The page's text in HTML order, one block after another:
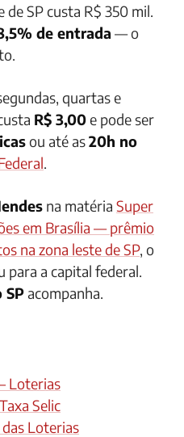
SP custa R$ 350 mil.
de entrada — o
quartas e
R$ 3,00e pode ser
ou até as20h no
.
na matéria Super
em Brasília — prêmio
na zona leste de SP, o
para a capital federal.
acompanha.
Loterias
Selic
Loterias